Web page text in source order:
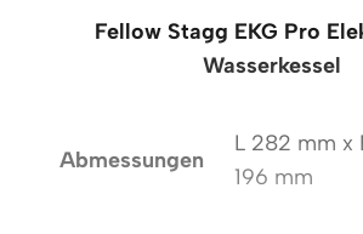
Fellow Stagg EKG Pro
Wasserkessel
Abmessungen
L 282 mm x
196 mm